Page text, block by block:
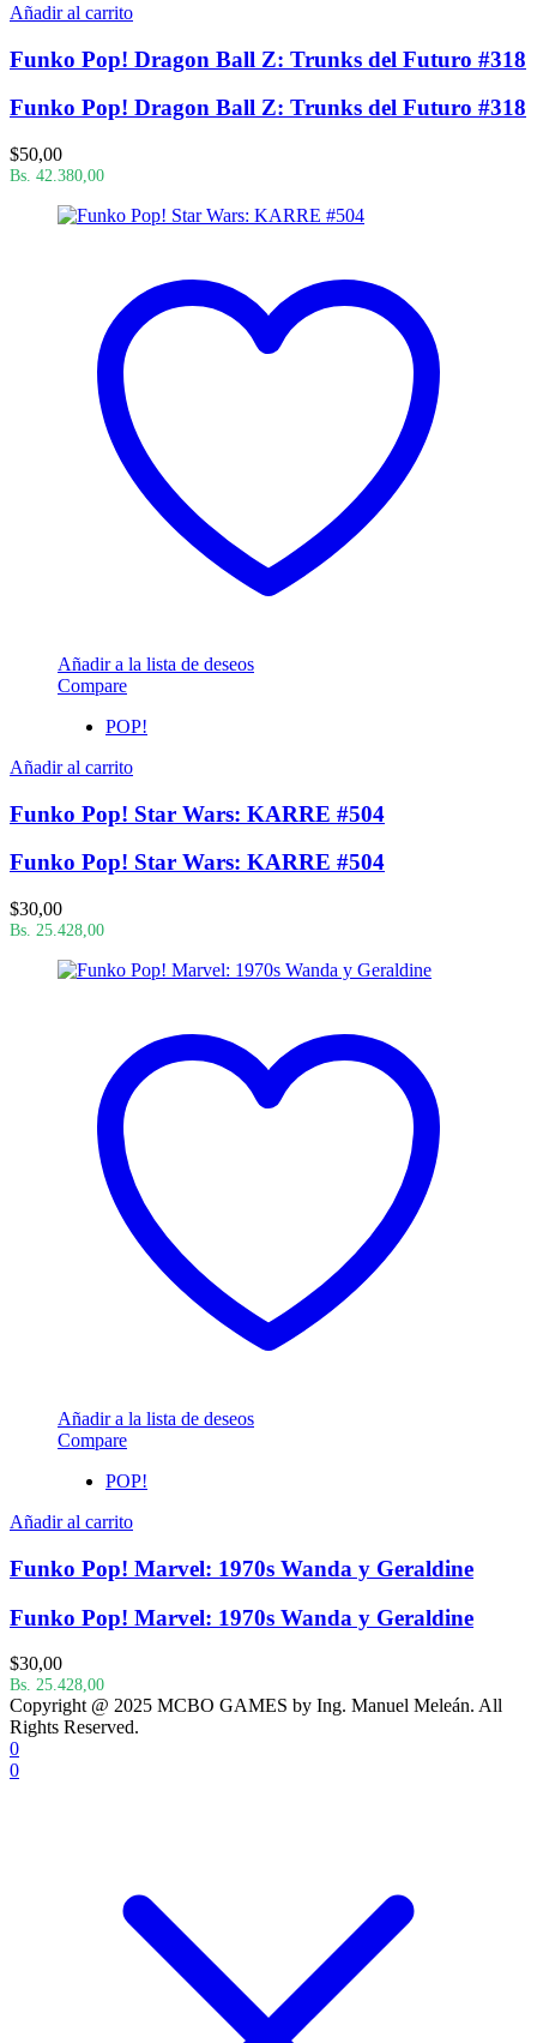
Añadir al carrito
Funko Pop! Dragon Ball Z: Trunks del Futuro #318
Funko Pop! Dragon Ball Z: Trunks del Futuro #318
$50,00
Bs. 42.380,00
Añadir a la lista de deseos
Compare
POP!
Añadir al carrito
Funko Pop! Star Wars: KARRE #504
Funko Pop! Star Wars: KARRE #504
$30,00
Bs. 25.428,00
Añadir a la lista de deseos
Compare
POP!
Añadir al carrito
Funko Pop! Marvel: 1970s Wanda y Geraldine
Funko Pop! Marvel: 1970s Wanda y Geraldine
$30,00
Bs. 25.428,00
Copyright @ 2025 MCBO GAMES by Ing. Manuel Meleán. All
Rights Reserved.
0
0